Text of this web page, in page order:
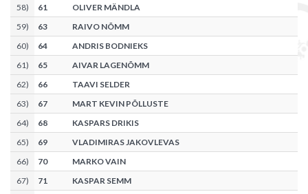
58) 61
OLIVER MÄNDLA
59) 63
RAIVO NÕMM
60) 64
ANDRIS BODNIEKS
61) 65
AIVAR LAGENÕMM
62) 66
TAAVI SELDER
63) 67
MART KEVIN PÕLLUSTE
64) 68
KASPARS DRIKIS
65) 69
VLADIMIRAS JAKOVLEVAS
66) 70
MARKO VAIN
67) 71
KASPAR SEMM